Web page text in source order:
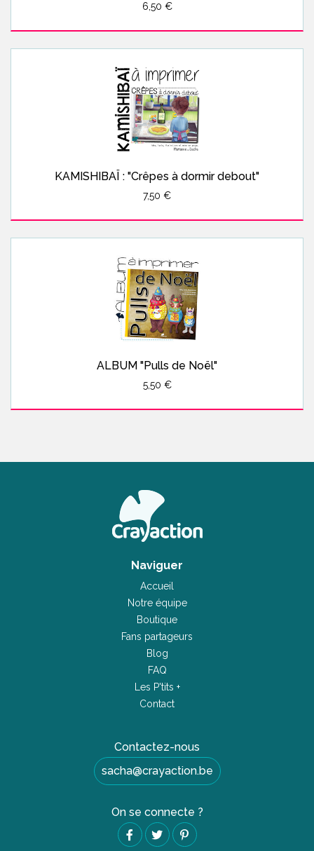
6,50 €
KAMISHIBAÏ : "Crêpes à dormir debout"
7,50 €
ALBUM "Pulls de Noël"
5,50 €
Naviguer
Accueil
Notre équipe
Boutique
Fans partageurs
Blog
FAQ
Les P'tits +
Contact
Contactez-nous
sacha@crayaction.be
On se connecte ?